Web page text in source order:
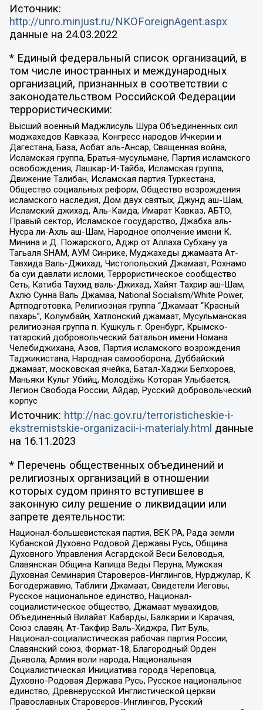
Источник:
http://unro.minjust.ru/NKOForeignAgent.aspx
данные на 24.03.2022
* Единый федеральный список организаций, в
том числе иностранных и международных
организаций, признанных в соответствии с
законодательством Российской Федерации
террористическими:
Высший военный Маджлисуль Шура Объединенных сил
моджахедов Кавказа, Конгресс народов Ичкерии и
Дагестана, База, Асбат аль-Ансар, Священная война,
Исламская группа, Братья-мусульмане, Партия исламского
освобождения, Лашкар-И-Тайба, Исламская группа,
Движение Талибан, Исламская партия Туркестана,
Общество социальных реформ, Общество возрождения
исламского наследия, Дом двух святых, Джунд аш-Шам,
Исламский джихад, Аль-Каида, Имарат Кавказ, АБТО,
Правый сектор, Исламское государство, Джабха аль-
Нусра ли-Ахль аш-Шам, Народное ополчение имени К.
Минина и Д. Пожарского, Аджр от Аллаха Субхану уа
Тагьаля SHAM, АУМ Синрике, Муджахеды джамаата Ат-
Тавхида Валь-Джихад, Чистопольский Джамаат, Рохнамо
ба суи давлати исломи, Террористическое сообщество
Сеть, Катиба Таухид валь-Джихад, Хайят Тахрир аш-Шам,
Ахлю Сунна Валь Джамаа, National Socialism/White Power,
Артподготовка, Религиозная группа “Джамаат “Красный
пахарь”, Колумбайн, Хатлонский джамаат, Мусульманская
религиозная группа п. Кушкуль г. Оренбург, Крымско-
татарский добровольческий батальон имени Номана
Челебиджихана, Азов, Партия исламского возрождения
Таджикистана, Народная самооборона, Дуббайский
джамаат, московская ячейка, Батал-Хаджи Белхороев,
Маньяки Культ Убийц, Молодёжь Которая Улыбается,
Легион Свобода России, Айдар, Русский добровольческий
корпус
Источник: http://nac.gov.ru/terroristicheskie-i-
ekstremistskie-organizacii-i-materialy.html данные
на 16.11.2023
* Перечень общественных объединений и
религиозных организаций в отношении
которых судом принято вступившее в
законную силу решение о ликвидации или
запрете деятельности:
Национал-большевистская партия, ВЕК РА, Рада земли
Кубанской Духовно Родовой Державы Русь, Община
Духовного Управления Асгардской Веси Беловодья,
Славянская Община Капища Веды Перуна, Мужская
Духовная Семинария Староверов-Инглингов, Нурджулар, К
Богодержавию, Таблиги Джамаат, Свидетели Иеговы,
Русское национальное единство, Национал-
социалистическое общество, Джамаат мувахидов,
Объединенный Вилайат Кабарды, Балкарии и Карачая,
Союз славян, Ат-Такфир Валь-Хиджра, Пит Буль,
Национал-социалистическая рабочая партия России,
Славянский союз, Формат-18, Благородный Орден
Дьявола, Армия воли народа, Национальная
Социалистическая Инициатива города Череповца,
Духовно-Родовая Держава Русь, Русское национальное
единство, Древнерусской Инглистической церкви
Православных Староверов-Инглингов, Русский